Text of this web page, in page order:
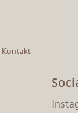
Kontakt